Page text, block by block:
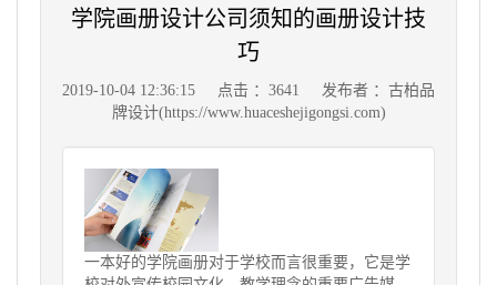
学院画册设计公司须知的画册设计技
巧
2019-10-04 12:36:15 点击 ：3641
发布者 ：古柏品
牌设计(https://www.huaceshejigongsi.com)
一本好的学院画册对于学校而言很重要，它是学